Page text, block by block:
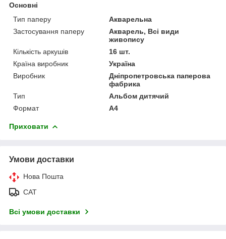
Основні
Тип паперу
Акварельна
Застосування паперу
Акварель, Всі види
живопису
Кількість аркушів
16 шт.
Країна виробник
Україна
Виробник
Дніпропетровська паперова
фабрика
Тип
Альбом дитячий
Формат
A4
Приховати
Умови доставки
Нова Пошта
САТ
Всі умови доставки